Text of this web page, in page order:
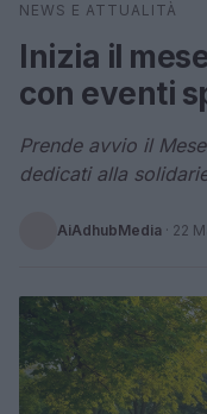
Cerca
NEWS E ATTUALITÀ
Inizia il
con eventi
Prende avvio il
dedicati alla
AiAdhubMedia · 22